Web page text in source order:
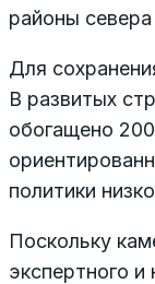
районы
Для
В развитых
обогащено
политики
Поскольку
экспертного